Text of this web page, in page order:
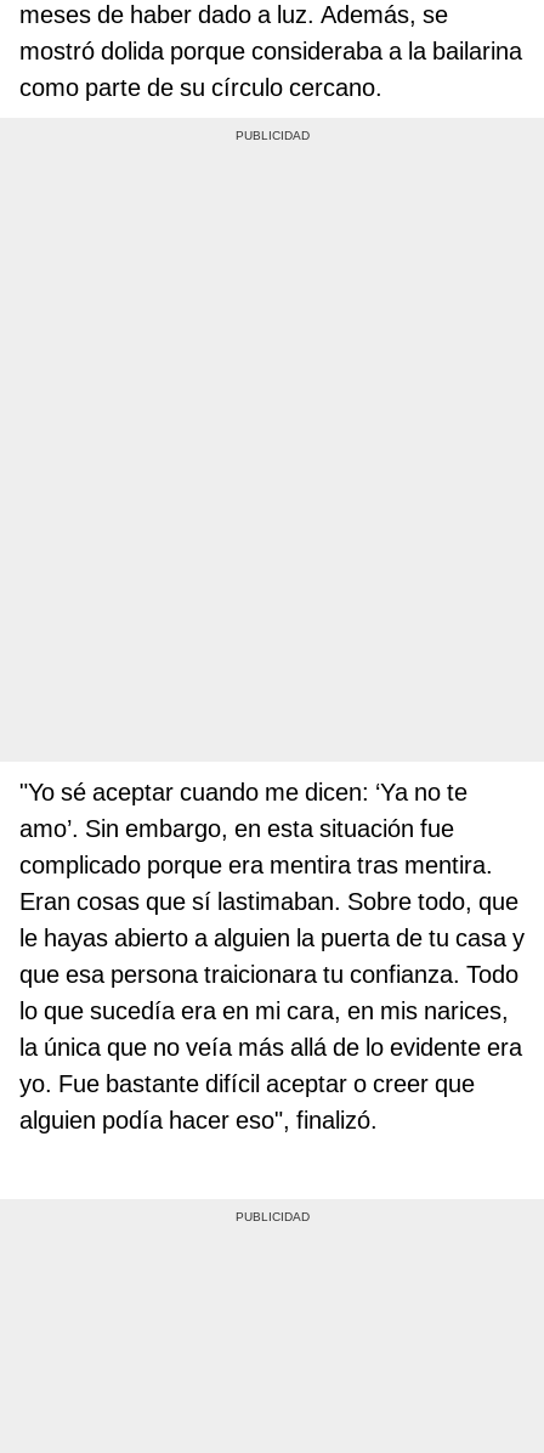
meses de haber dado a luz. Además, se
mostró dolida porque consideraba a la bailarina
como parte de su círculo cercano.
"Yo sé aceptar cuando me dicen: ‘Ya no te
amo’. Sin embargo, en esta situación fue
complicado porque era mentira tras mentira.
Eran cosas que sí lastimaban. Sobre todo, que
le hayas abierto a alguien la puerta de tu casa y
que esa persona traicionara tu confianza. Todo
lo que sucedía era en mi cara, en mis narices,
la única que no veía más allá de lo evidente era
yo. Fue bastante difícil aceptar o creer que
alguien podía hacer eso", finalizó.